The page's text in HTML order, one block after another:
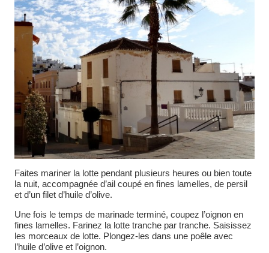
Faites mariner la lotte pendant plusieurs heures ou bien toute
la nuit, accompagnée d’ail coupé en fines lamelles, de persil
et d’un filet d’huile d’olive.
Une fois le temps de marinade terminé, coupez l’oignon en
fines lamelles. Farinez la lotte tranche par tranche. Saisissez
les morceaux de lotte. Plongez-les dans une poêle avec
l’huile d’olive et l’oignon.